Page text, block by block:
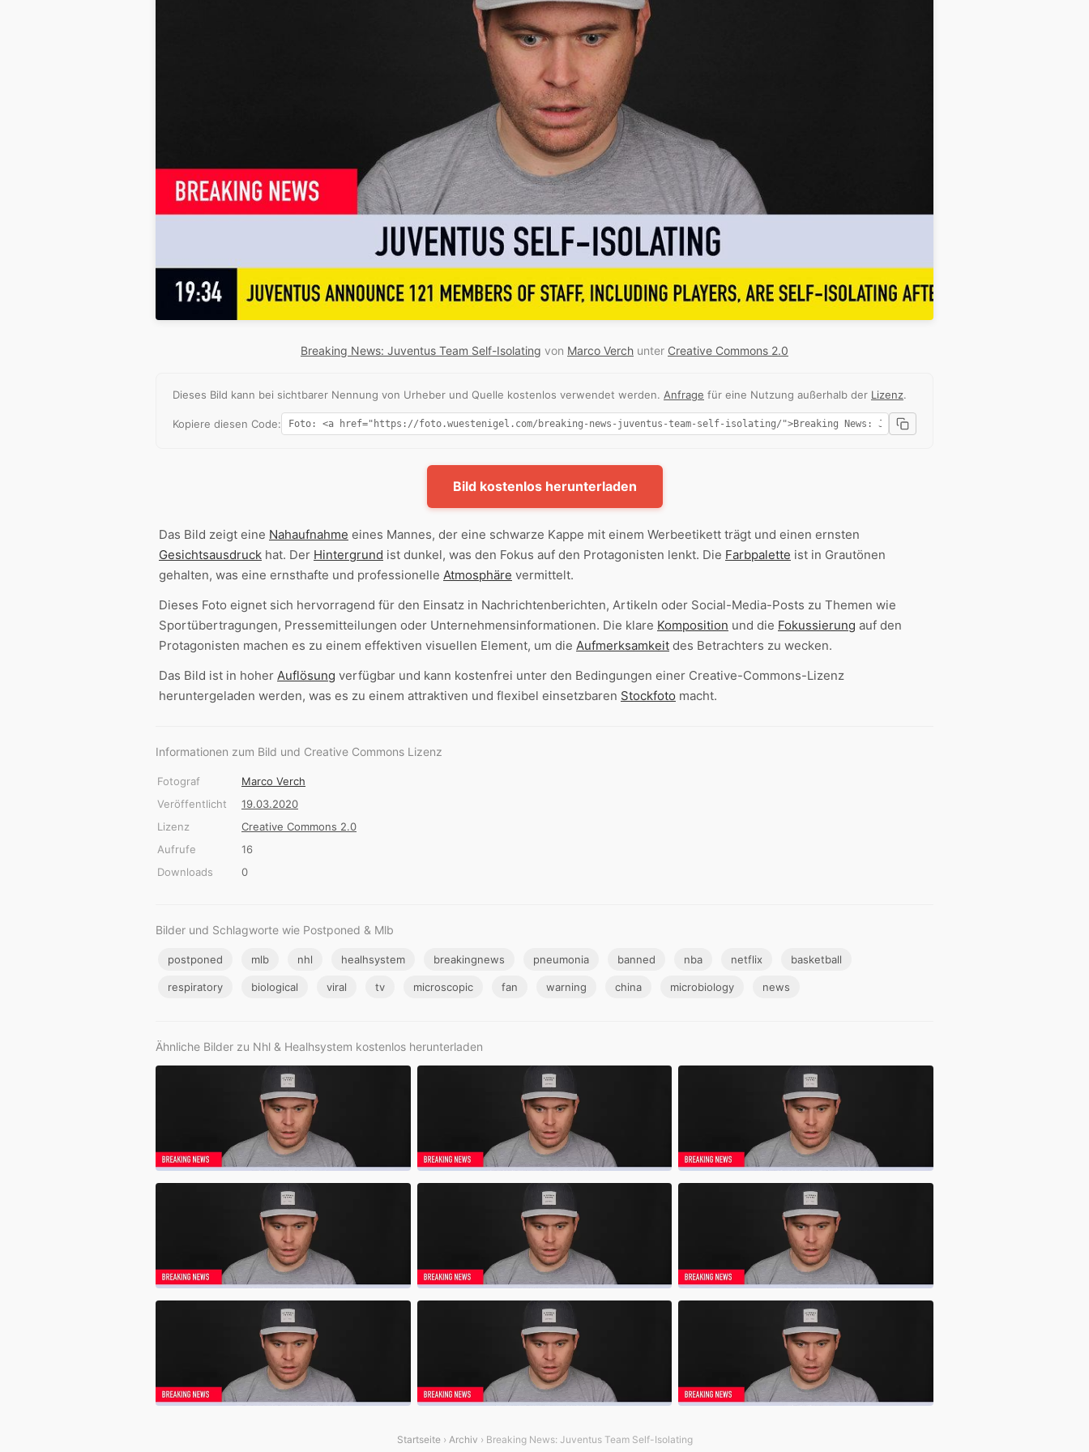
Breaking News: Juventus Team Self-Isolating von Marco Verch unter Creative Commons 2.0
Dieses Bild kann bei sichtbarer Nennung von Urheber und Quelle kostenlos verwendet werden. Anfrage für eine Nutzung außerhalb der Lizenz.
Kopiere diesen Code:
Bild kostenlos herunterladen
Das Bild zeigt eine Nahaufnahme eines Mannes, der eine schwarze Kappe mit einem Werbeetikett trägt und einen ernsten
Gesichtsausdruck hat. Der Hintergrund ist dunkel, was den Fokus auf den Protagonisten lenkt. Die Farbpalette ist in Grautönen
gehalten, was eine ernsthafte und professionelle Atmosphäre vermittelt.
Dieses Foto eignet sich hervorragend für den Einsatz in Nachrichtenberichten, Artikeln oder Social-Media-Posts zu Themen wie
Sportübertragungen, Pressemitteilungen oder Unternehmensinformationen. Die klare Komposition und die Fokussierung auf den
Protagonisten machen es zu einem effektiven visuellen Element, um die Aufmerksamkeit des Betrachters zu wecken.
Das Bild ist in hoher Auflösung verfügbar und kann kostenfrei unter den Bedingungen einer Creative-Commons-Lizenz
heruntergeladen werden, was es zu einem attraktiven und flexibel einsetzbaren Stockfoto macht.
Informationen zum Bild und Creative Commons Lizenz
Fotograf
Marco Verch
Veröffentlicht
19.03.2020
Lizenz
Creative Commons 2.0
Aufrufe
16
Downloads
0
Bilder und Schlagworte wie Postponed & Mlb
postponed mlb nhl healhsystem breakingnews pneumonia banned nba netflix basketball
respiratory biological viral tv microscopic fan warning china microbiology news
Ähnliche Bilder zu Nhl & Healhsystem kostenlos herunterladen
Startseite› Archiv › Breaking News: Juventus Team Self-Isolating